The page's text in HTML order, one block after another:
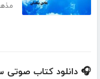
🎧 دانلود کتاب صوتی